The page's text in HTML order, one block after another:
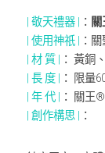
| 敬天禮器 | ：
| 使用神祇 |
：
| 材 質 |
： 黃銅
| 長 度 |
： 限量
| 年 代 |
： 關王
| 創作構思 |
：